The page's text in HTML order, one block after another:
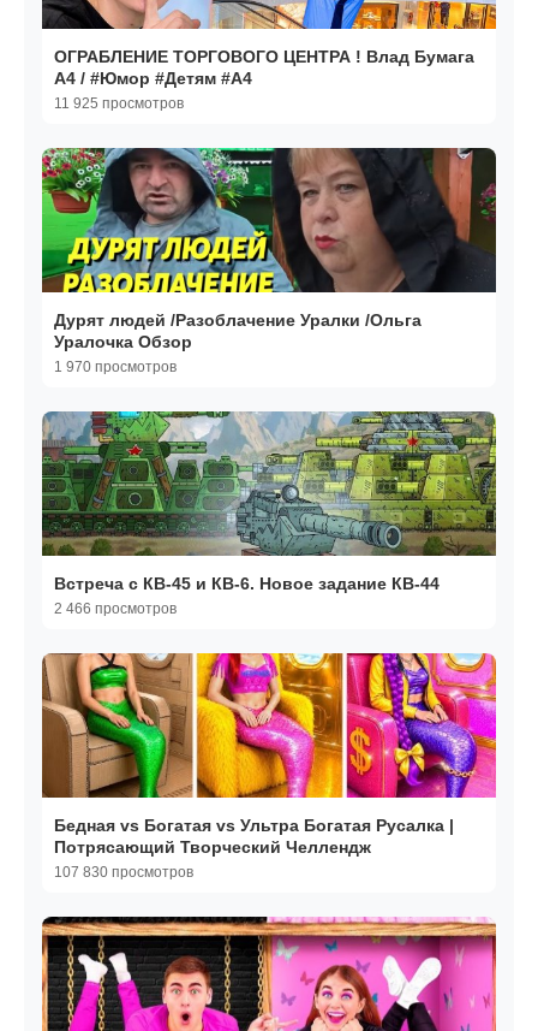
ОГРАБЛЕНИЕ ТОРГОВОГО ЦЕНТРА ! Влад Бумага
А4 / #Юмор #Детям #А4
11 925 просмотров
Дурят людей /Разоблачение Уралки /Ольга
Уралочка Обзор
1 970 просмотров
Встреча с КВ-45 и КВ-6. Новое задание КВ-44
2 466 просмотров
Бедная vs Богатая vs Ультра Богатая Русалка |
Потрясающий Творческий Челлендж
107 830 просмотров